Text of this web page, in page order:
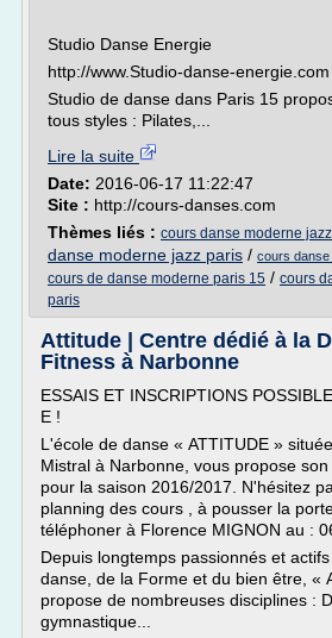
Studio Danse Energie
http://www.Studio-danse-energie.com
Studio de danse dans Paris 15
tous styles : Pilates,...
Lire la suite
Date: 2016-06-17 11:22:47
Site : http://cours-danses.com
Thèmes liés : cours danse moderne
danse moderne jazz paris / cours danse
cours de danse moderne paris 15 / cours
paris
Attitude | Centre dédié à la
Fitness à Narbonne
ESSAIS ET INSCRIPTIONS
E !
L'école de danse « ATTITUDE »
Mistral à Narbonne, vous propose
pour la saison 2016/2017. N'hésitez
planning des cours , à pousser la
téléphoner à Florence MIGNON au :
Depuis longtemps passionnés et
danse, de la Forme et du bien être, «
propose de nombreuses disciplines :
gymnastique...